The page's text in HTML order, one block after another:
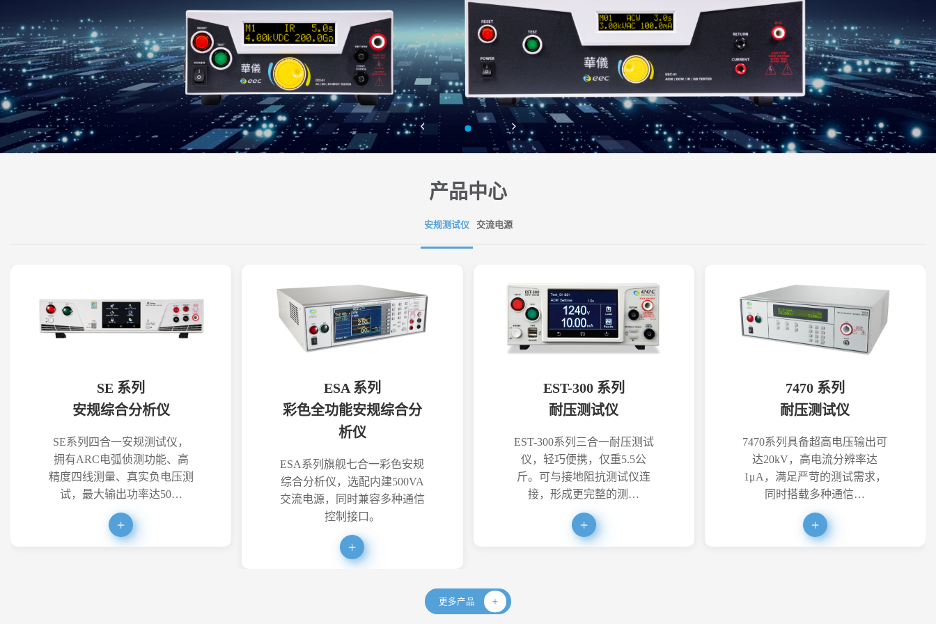
产品中心
安规测试仪 交流电源
SE 系列
安规综合分析仪
SE系列四合一安规测试仪，
拥有ARC电弧侦测功能、高
精度四线测量、真实负电压测
试，最大输出功率达50…
ESA 系列
彩色全功能安规综合分
析仪
ESA系列旗舰七合一彩色安规
综合分析仪，选配内建500VA
交流电源，同时兼容多种通信
控制接口。
EST-300 系列
耐压测试仪
EST-300系列三合一耐压测试
仪，轻巧便携，仅重5.5公
斤。可与接地阻抗测试仪连
接，形成更完整的测…
7470 系列
耐压测试仪
7470系列具备超高电压输出可
达20kV，高电流分辨率达
1μA，满足严苛的测试需求，
同时搭载多种通信…
更多产品